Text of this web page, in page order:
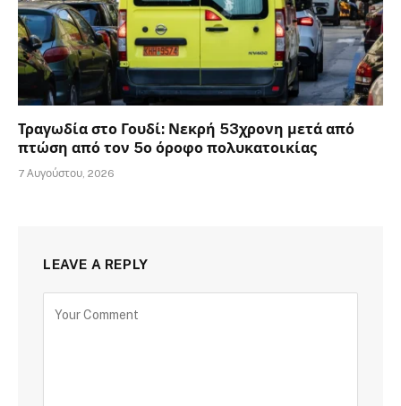
Τραγωδία στο Γουδί: Νεκρή 53χρονη μετά από
πτώση από τον 5ο όροφο πολυκατοικίας
7 Αυγούστου, 2026
LEAVE A REPLY